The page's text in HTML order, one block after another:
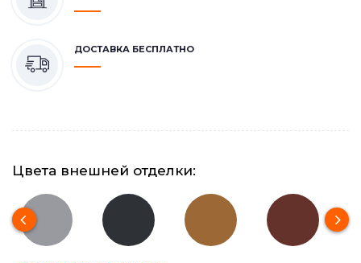
ДОСТАВКА БЕСПЛАТНО
Цвета внешней отделки: